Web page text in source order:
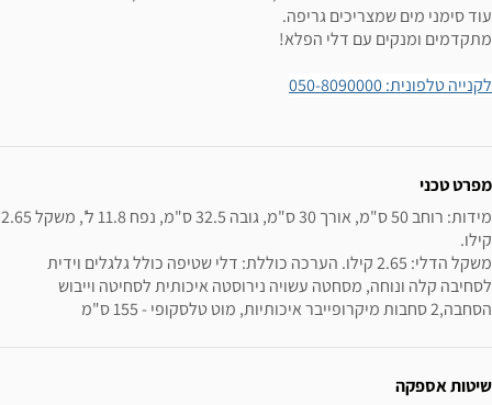
עוד סימני מים שמצריכים גריפה.
מתקדמים ומנקים עם דלי הפלא!
לקנייה טלפונית:050-8090000
מפרט טכני
הסחבה,2 סחבות מיקרופייבר איכותיות, מוט טלסקופי - 155 ס"מ
שיטות אספקה